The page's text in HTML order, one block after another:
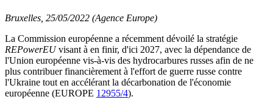
Bruxelles, 25/05/2022 (Agence Europe)
La Commission européenne a récemment dévoilé la stratégie
REPowerEUvisant à en finir, d'ici 2027, avec la dépendance de
l'Union européenne vis-à-vis des hydrocarbures russes afin de ne
plus contribuer financièrement à l'effort de guerre russe contre
l'Ukraine tout en accélérant la décarbonation de l'économie
européenne (EUROPE 12955/4).